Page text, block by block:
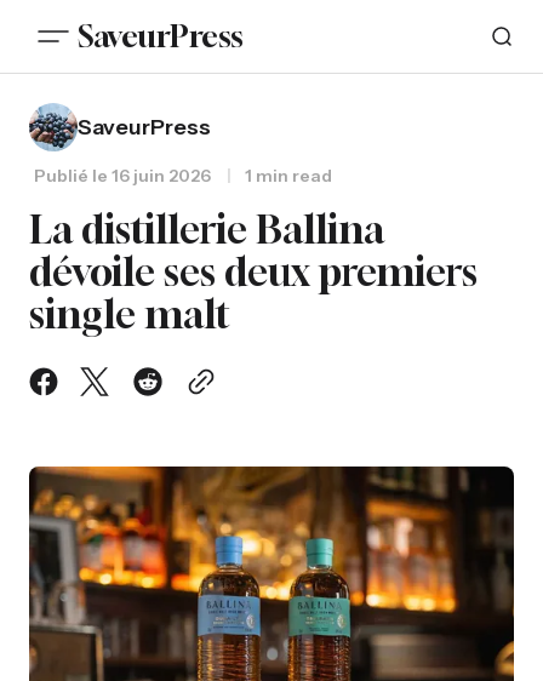
SaveurPress
SaveurPress
Publié le 16 juin 2026 1 min read
La distillerie Ballina
dévoile ses deux premiers
single malt